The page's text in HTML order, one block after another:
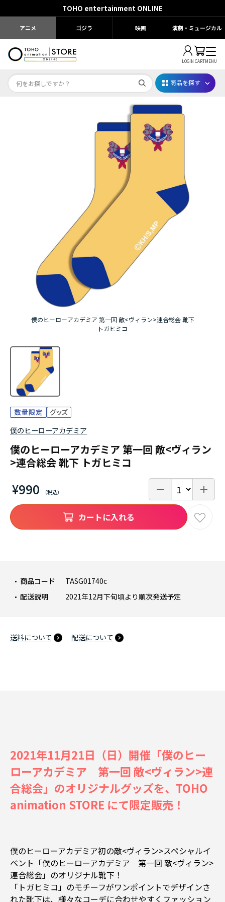
TOHO entertainment ONLINE
アニメ ゴジラ 映画 演劇・ミュージカル
LOGIN CARTMENU
Dr.STONE STONE FES.2026
薬屋のひとりごと 夏の園遊会2026
アニメ『僕のヒーローアカデミア』10周年
ハイキュー!!ジャージ＆ユニフォーム
『無職転生Ⅲ ～異世界行ったら本気だす～』
『ふつつかな悪女ではございますが ～雛宮蝶鼠と
商品を探す
僕のヒーローアカデミア 第一回 敵<ヴィラン>連合総会 靴下
トガヒミコ
僕のヒーローアカデミア
僕のヒーローアカデミア 第一回 敵<ヴィラン
>連合総会 靴下 トガヒミコ
¥990
商品コード
TASG01740c
配送説明
2021年12月下旬頃より順次発送予定
送料について 配送について
カートに入れる
2021年11月21日（日）開催「僕のヒー
ローアカデミア 第一回 敵<ヴィラン>連
合総会」のオリジナルグッズを、TOHO
animation STORE にて限定販売！
僕のヒーローアカデミア初の敵<ヴィラン>スペシャルイ
ベント「僕のヒーローアカデミア 第一回 敵<ヴィラン>
連合総会」のオリジナル靴下！
「トガヒミコ」のモチーフがワンポイントでデザインさ
れた靴下は、様々なコーデに合わせやすくファッション